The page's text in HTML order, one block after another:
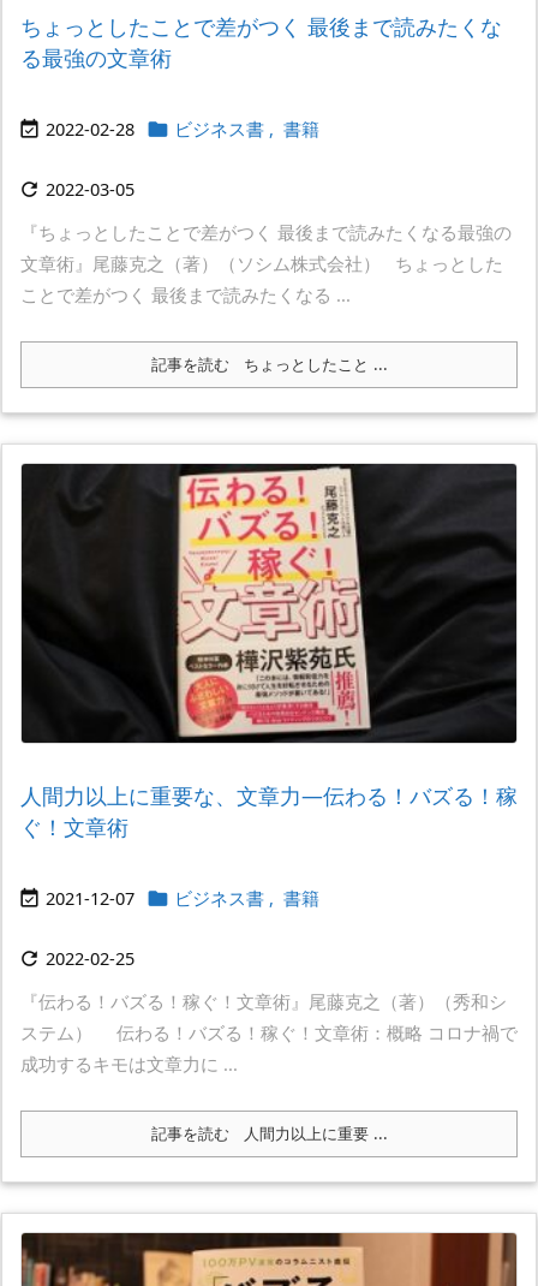
ちょっとしたことで差がつく 最後まで読みたくな
る最強の文章術
 2022-02-28  ビジネス書 , 書籍
 2022-03-05
『ちょっとしたことで差がつく 最後まで読みたくなる最強の
文章術』尾藤克之（著）（ソシム株式会社） ちょっとした
ことで差がつく 最後まで読みたくなる ...
記事を読む ちょっとしたこと ...
人間力以上に重要な、文章力―伝わる！バズる！稼
ぐ！文章術
 2021-12-07  ビジネス書 , 書籍
 2022-02-25
『伝わる！バズる！稼ぐ！文章術』尾藤克之（著）（秀和シ
ステム） 伝わる！バズる！稼ぐ！文章術：概略 コロナ禍で
成功するキモは文章力に ...
記事を読む 人間力以上に重要 ...